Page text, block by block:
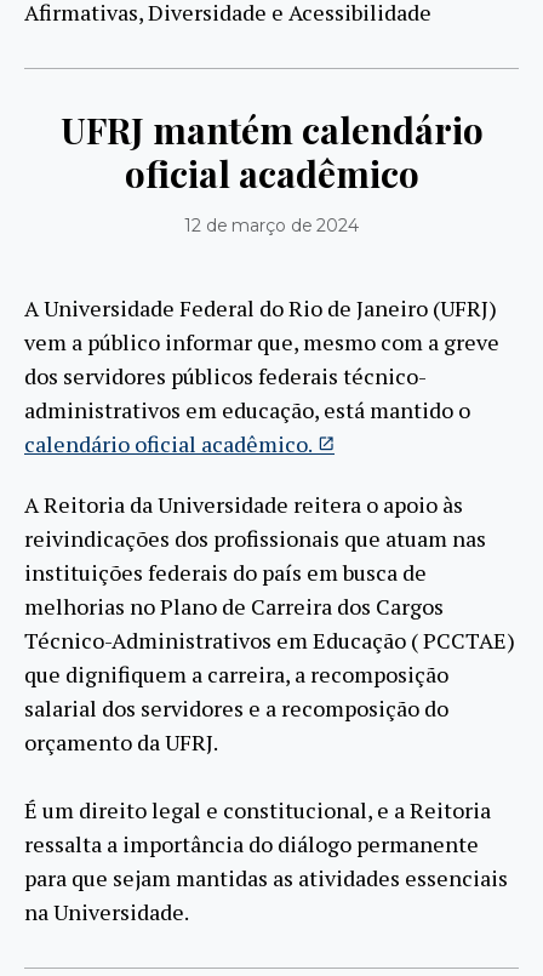
Afirmativas, Diversidade e Acessibilidade
UFRJ mantém calendário
oficial acadêmico
12 de março de 2024
A Universidade Federal do Rio de Janeiro (UFRJ)
vem a público informar que, mesmo com a greve
dos servidores públicos federais técnico-
administrativos em educação, está mantido o
calendário oficial acadêmico.
A Reitoria da Universidade reitera o apoio às
reivindicações dos profissionais que atuam nas
instituições federais do país em busca de
melhorias no Plano de Carreira dos Cargos
Técnico-Administrativos em Educação ( PCCTAE)
que dignifiquem a carreira, a recomposição
salarial dos servidores e a recomposição do
orçamento da UFRJ.
É um direito legal e constitucional, e a Reitoria
ressalta a importância do diálogo permanente
para que sejam mantidas as atividades essenciais
na Universidade.